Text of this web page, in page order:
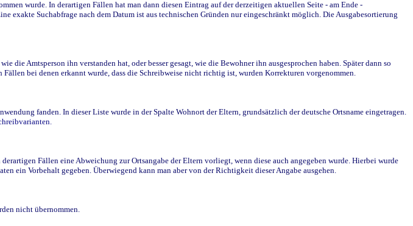
wurde. In derartigen Fällen hat man dann diesen Eintrag auf der derzeitigen aktuellen Seite - am Ende -
Suchabfrage nach dem Datum ist aus technischen Gründen nur eingeschränkt möglich. Die Ausgabesortierung
Amtsperson ihn verstanden hat, oder besser gesagt, wie die Bewohner ihn ausgesprochen haben. Später dann so
bei denen erkannt wurde, dass die Schreibweise nicht richtig ist, wurden Korrekturen vorgenommen.
fanden. In dieser Liste wurde in der Spalte Wohnort der Eltern, grundsätzlich der deutsche Ortsname eingetragen.
Fällen eine Abweichung zur Ortsangabe der Eltern vorliegt, wenn diese auch angegeben wurde. Hierbei wurde
ein Vorbehalt gegeben. Überwiegend kann man aber von der Richtigkeit dieser Angabe ausgehen.
nicht übernommen.